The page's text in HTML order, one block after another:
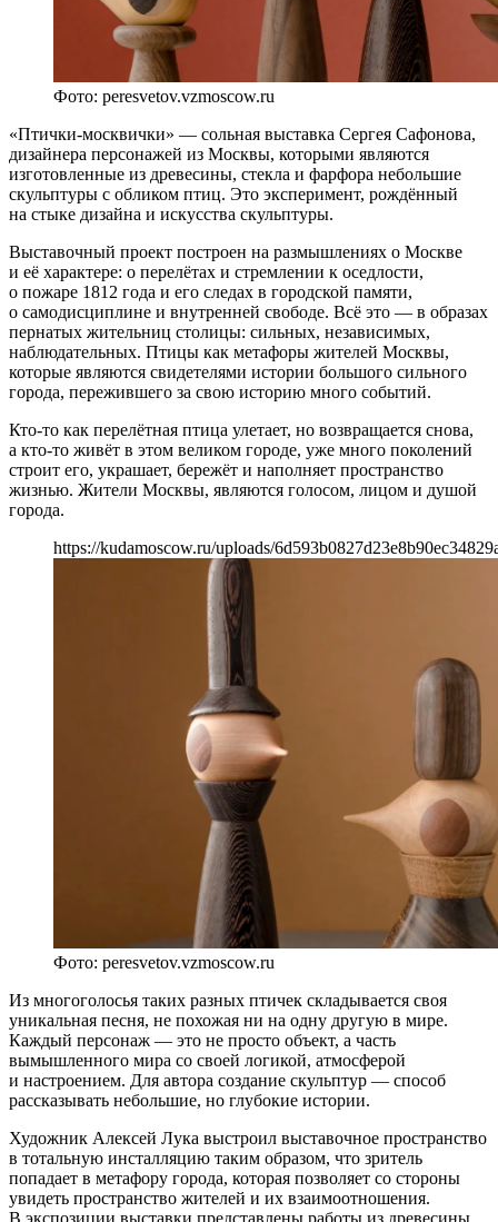
Фото: peresvetov.vzmoscow.ru
«Птички-москвички» — сольная выставка Сергея Сафонова,
дизайнера персонажей из Москвы, которыми являются
изготовленные из древесины, стекла и фарфора небольшие
скульптуры с обликом птиц. Это эксперимент, рождённый
на стыке дизайна и искусства скульптуры.
Выставочный проект построен на размышлениях о Москве
и её характере: о перелётах и стремлении к оседлости,
о пожаре 1812 года и его следах в городской памяти,
о самодисциплине и внутренней свободе. Всё это — в образах
пернатых жительниц столицы: сильных, независимых,
наблюдательных. Птицы как метафоры жителей Москвы,
которые являются свидетелями истории большого сильного
города, пережившего за свою историю много событий.
Кто-то как перелётная птица улетает, но возвращается снова,
а кто-то живёт в этом великом городе, уже много поколений
строит его, украшает, бережёт и наполняет пространство
жизнью. Жители Москвы, являются голосом, лицом и душой
города.
https://kudamoscow.ru/uploads/
Фото: peresvetov.vzmoscow.ru
Из многоголосья таких разных птичек складывается своя
уникальная песня, не похожая ни на одну другую в мире.
Каждый персонаж — это не просто объект, а часть
вымышленного мира со своей логикой, атмосферой
и настроением. Для автора создание скульптур — способ
рассказывать небольшие, но глубокие истории.
Художник Алексей Лука выстроил выставочное пространство
в тотальную инсталляцию таким образом, что зритель
попадает в метафору города, которая позволяет со стороны
увидеть пространство жителей и их взаимоотношения.
В экспозиции выставки представлены работы из древесины